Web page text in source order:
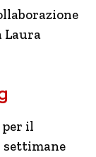
Laura
per il
settimane